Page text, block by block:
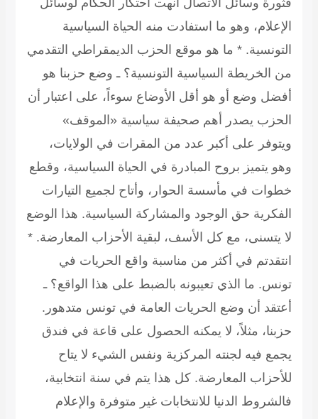
وسائل الاتصال أنهت احتكار الحكام لوسائل
وهو ما استفادت منه الحياة السياسية
* ما هو موقع الحزب الديمقراطي التقدمي
الخريطة السياسية التونسية؟ـ وضع حزبنا هو
وضع أو هو أقل الأوضاع سوءاً، على اعتبار أن
يصدر أهم صحيفة سياسية «الموقف»
على أكبر عدد من المقرات في الولايات،
يتميز بروح المبادرة في الحياة السياسية، وقطع
في مأسسة الحوار، وأتاح لجميع التيارات
حق الوجود والمشاركة السياسية. هذا الوضع
يتسنى، مع كل الأسف، لبقية الأحزاب المعارضة.*
في أكثر من مناسبة واقع الحريات في
ما الذي تعيبونه بالضبط على هذا الواقع؟ـ
أن وضع الحريات العامة في تونس متدهور.
مثلاً، لا يمكنه الحصول على قاعة في فندق
فيه لجنته المركزية ونفس الشيء لا يتاح
المعارضة. كل هذا يتم في سنة انتخابية،
الدنيا للانتخابات غير متوفرة والإعلام